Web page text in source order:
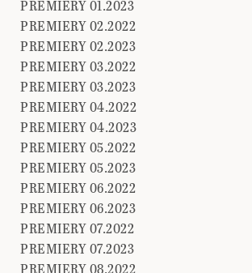
PREMIERY 01.2023
PREMIERY 02.2022
PREMIERY 02.2023
PREMIERY 03.2022
PREMIERY 03.2023
PREMIERY 04.2022
PREMIERY 04.2023
PREMIERY 05.2022
PREMIERY 05.2023
PREMIERY 06.2022
PREMIERY 06.2023
PREMIERY 07.2022
PREMIERY 07.2023
PREMIERY 08.2022